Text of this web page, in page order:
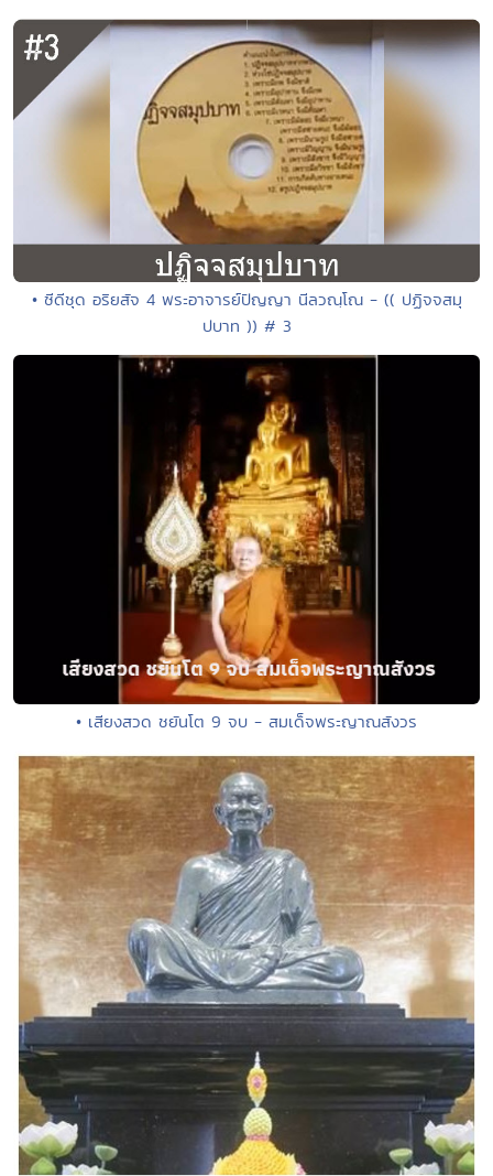
• ซีดีชุด อริยสัจ 4 พระอาจารย์ปัญญา นีลวณฺโณ - (( ปฏิจจสมุ
ปบาท )) # 3
• เสียงสวด ชยันโต 9 จบ - สมเด็จพระญาณสังวร